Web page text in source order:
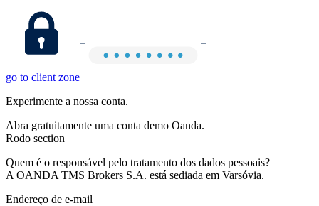
go to client zone
Experimente a nossa conta.
Abra gratuitamente uma conta demo Oanda.
Rodo section
Quem é o responsável pelo tratamento dos dados pessoais?
A OANDA TMS Brokers S.A. está sediada em Varsóvia.
Endereço de e-mail